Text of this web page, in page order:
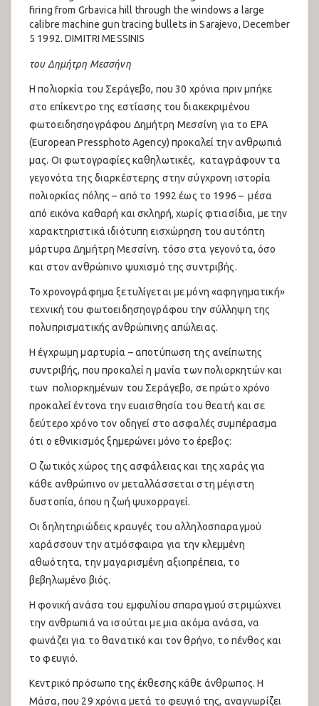
Πολιτιστικό 2023
Συναυλίες Δυτικής Σκηνής 2023
Συναυλίες Ανατολικής Σκηνής 2023
Εκθέσεις 2023
Παιδότοπος 2023
25o Αντιρατσιστικό Φεστιβάλ
Συζητήσεις 2024
Πολιτιστικό 2024
Εκθέσεις 2024
Παιδότοπος 2024
Συναυλίες Ανατολικής Σκηνής 2024
Συναυλίες Δυτικής Σκηνής 2024
26ο Αντιρατσιστικό Φεστιβάλ
Συναυλίες Δυτικής Σκηνής 2025
Συζητήσεις 2025
Παιδότοπος 2025
Εκθέσεις 2025
Ελληνικα
English
firing from Grbavica hill through the windows a large
calibre machine gun tracing bullets in Sarajevo, December
5 1992. DIMITRI MESSINIS
του Δημήτρη Μεσσήνη
Η πολιορκία του Σεράγεβο, που 30 χρόνια πριν μπήκε
στο επίκεντρο της εστίασης του διακεκριμένου
φωτοειδησηογράφου Δημήτρη Μεσσίνη για το EPA
(European Pressphoto Agency) προκαλεί την ανθρωπιά
μας. Οι φωτογραφίες καθηλωτικές, καταγράφουν τα
γεγονότα της διαρκέστερης στην σύγχρονη ιστορία
πολιορκίας πόλης – από το 1992 έως το 1996 – μέσα
από εικόνα καθαρή και σκληρή, χωρίς φτιασίδια, με την
χαρακτηριστικά ιδιότυπη εισχώρηση του αυτόπτη
μάρτυρα Δημήτρη Μεσσίνη. τόσο στα γεγονότα, όσο
και στον ανθρώπινο ψυχισμό της συντριβής.
Το χρονογράφημα ξετυλίγεται με μόνη «αφηγηματική»
τεχνική του φωτοειδησηογράφου την σύλληψη της
πολυπρισματικής ανθρώπινης απώλειας.
Η έγχρωμη μαρτυρία – αποτύπωση της ανείπωτης
συντριβής, που προκαλεί η μανία των πολιορκητών και
των πολιορκημένων του Σεράγεβο, σε πρώτο χρόνο
προκαλεί έντονα την ευαισθησία του θεατή και σε
δεύτερο χρόνο τον οδηγεί στο ασφαλές συμπέρασμα
ότι ο εθνικισμός ξημερώνει μόνο το έρεβος:
Ο ζωτικός χώρος της ασφάλειας και της χαράς για
κάθε ανθρώπινο ον μεταλλάσσεται στη μέγιστη
δυστοπία, όπου η ζωή ψυχορραγεί.
Οι δηλητηριώδεις κραυγές του αλληλοσπαραγμού
χαράσσουν την ατμόσφαιρα για την κλεμμένη
αθωότητα, την μαγαρισμένη αξιοπρέπεια, το
βεβηλωμένο βιός.
Η φονική ανάσα του εμφυλίου σπαραγμού στριμώχνει
την ανθρωπιά να ισούται με μια ακόμα ανάσα, να
φωνάζει για το θανατικό και τον θρήνο, το πένθος και
το φευγιό.
Κεντρικό πρόσωπο της έκθεσης κάθε άνθρωπος. Η
Μάσα, που 29 χρόνια μετά το φευγιό της, αναγνωρίζει